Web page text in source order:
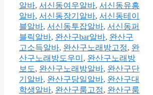
알바, 서신동여우알바, 서신동유흥
알바, 서신동장기알바, 서신동테이
블알바, 서신동투잡알바, 서신동퍼
블릭알바, 완산구bar알바, 완산구
고소득알바, 완산구노래방고정, 완
산구노래방도우미 , 완산구노래방
보도, 완산구노래방알바, 완산구단
기알바, 완산구당일알바, 완산구대
학생알바, 완산구룸고정, 완산구룸